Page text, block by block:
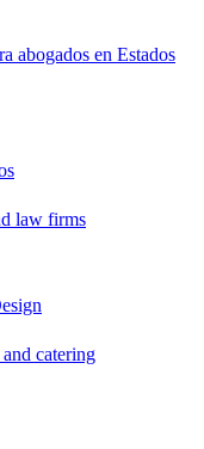
abogados en Estados
law firms
catering